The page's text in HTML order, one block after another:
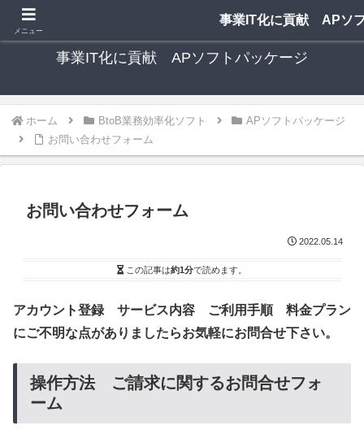
中小事業者向け 格安 手軽な多機能ソフトパッケージ
事業IT化に貢献 APソフトパッケージ
ホーム BtoB業務効率化ソフト
APソフトパッケージ
お問い合わせフォーム
お問い合わせフォーム
2022.05.14
この記事は約1分で読めます。
アカウント登録 サービス内容 ご利用手順 料金プラン
にご不明な点がありましたらお気軽にお問合せ下さい。
操作方法 ご請求に関するお問合せフォ
ーム
メニュー
事業IT化に貢献 APソ